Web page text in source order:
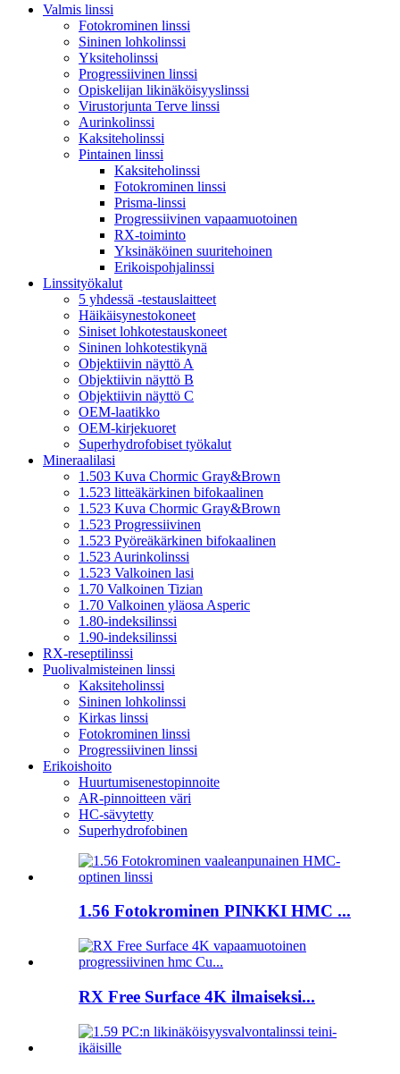
Valmis linssi
Fotokrominen linssi
Sininen lohkolinssi
Yksiteholinssi
Progressiivinen linssi
Opiskelijan likinäköisyyslinssi
Virustorjunta Terve linssi
Aurinkolinssi
Kaksiteholinssi
Pintainen linssi
Kaksiteholinssi
Fotokrominen linssi
Prisma-linssi
Progressiivinen vapaamuotoinen
RX-toiminto
Yksinäköinen suuritehoinen
Erikoispohjalinssi
Linssityökalut
5 yhdessä -testauslaitteet
Häikäisynestokoneet
Siniset lohkotestauskoneet
Sininen lohkotestikynä
Objektiivin näyttö A
Objektiivin näyttö B
Objektiivin näyttö C
OEM-laatikko
OEM-kirjekuoret
Superhydrofobiset työkalut
Mineraalilasi
1.503 Kuva Chormic Gray&Brown
1.523 litteäkärkinen bifokaalinen
1.523 Kuva Chormic Gray&Brown
1.523 Progressiivinen
1.523 Pyöreäkärkinen bifokaalinen
1.523 Aurinkolinssi
1.523 Valkoinen lasi
1.70 Valkoinen Tizian
1.70 Valkoinen yläosa Asperic
1.80-indeksilinssi
1.90-indeksilinssi
RX-reseptilinssi
Puolivalmisteinen linssi
Kaksiteholinssi
Sininen lohkolinssi
Kirkas linssi
Fotokrominen linssi
Progressiivinen linssi
Erikoishoito
Huurtumisenestopinnoite
AR-pinnoitteen väri
HC-sävytetty
Superhydrofobinen
1.56 Fotokrominen PINKKI HMC ...
RX Free Surface 4K ilmaiseksi...